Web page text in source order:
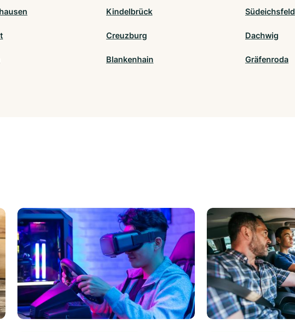
Kindelbrück Südeichsfeld
Creuzburg Dachwig
Blankenhain Gräfenroda